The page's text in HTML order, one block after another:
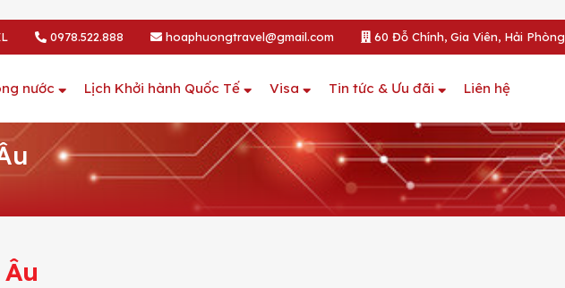
0978.522.888 hoaphuongtravel@gmail.com 60 Đỗ Chính, Gia Viên, Hải Phòng
nước Lịch Khởi hành Quốc Tế Visa Tin tức & Ưu đãi Liên hệ